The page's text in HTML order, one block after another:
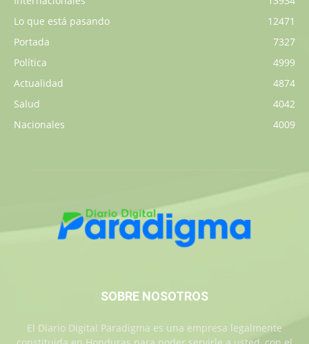
Lo que está pasando
12471
Portada
7327
Política
4999
Actualidad
4874
Salud
4042
Nacionales
4009
SOBRE NOSOTROS
El Diario Digital Paradigma es una empresa legalmente